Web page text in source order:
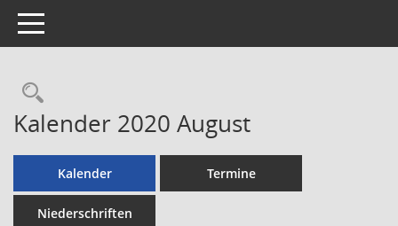
Toggle navigation
Rechercheauswahl
Kalender 2020 August
Kalender Termine
Niederschriften